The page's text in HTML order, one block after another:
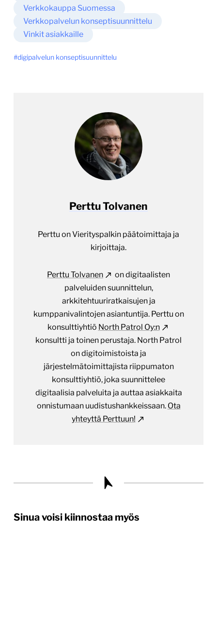
Verkkokauppa Suomessa
Verkkopalvelun konseptisuunnittelu
Vinkit asiakkaille
digipalvelun konseptisuunnittelu
Perttu Tolvanen
Perttu on Vierityspalkin päätoimittaja ja
kirjoittaja.
Perttu Tolvanen
on digitaalisten
palveluiden suunnittelun,
arkkitehtuuriratkaisujen ja
kumppanivalintojen asiantuntija. Perttu on
konsulttiyhtiö North Patrol Oy:n
konsultti ja toinen perustaja. North Patrol
on digitoimistoista ja
järjestelmätoimittajista riippumaton
konsulttiyhtiö, joka suunnittelee
digitaalisia palveluita ja auttaa asiakkaita
onnistumaan uudistushankkeissaan. Ota
yhteyttä Perttuun!
Sinua voisi kiinnostaa myös